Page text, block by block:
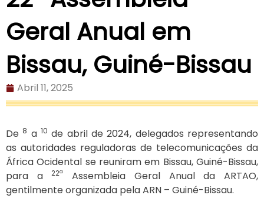
Geral Anual em
Bissau, Guiné-Bissau
Abril 11, 2025
De 8 a 10 de abril de 2024, delegados representando
as autoridades reguladoras de telecomunicações da
África Ocidental se reuniram em Bissau, Guiné-Bissau,
para a22ª
Assembleia Geral Anual da ARTAO,
gentilmente organizada pela ARN – Guiné-Bissau.